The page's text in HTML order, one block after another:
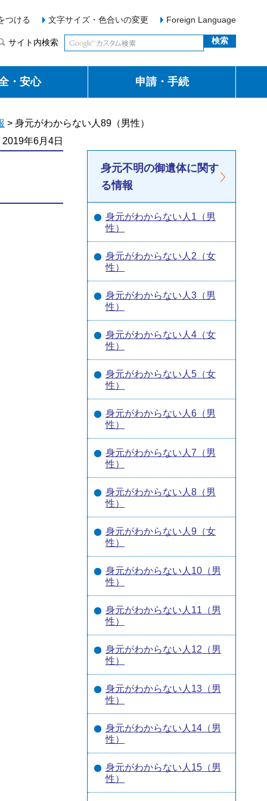
つける 文字サイズ・色合いの変更 Foreign Language
サイト内検索
・安心 申請・手続
> 身元がわからない人89（男性）
年6月4日
身元不明の御遺体に関す
る情報
身元がわからない人1（男
性）
身元がわからない人2（女
性）
身元がわからない人3（男
性）
身元がわからない人4（女
性）
身元がわからない人5（女
性）
身元がわからない人6（男
性）
身元がわからない人7（男
性）
身元がわからない人8（男
性）
身元がわからない人9（女
性）
身元がわからない人10（男
性）
身元がわからない人11（男
性）
身元がわからない人12（男
性）
身元がわからない人13（男
性）
身元がわからない人14（男
性）
身元がわからない人15（男
性）